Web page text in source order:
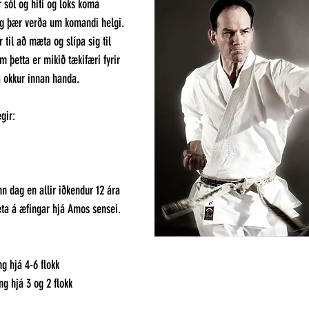
sól og hiti og loks koma
þær verða um komandi helgi.
til að mæta og slípa sig til
þetta er mikið tækifæri fyrir
innan handa.
dag en allir iðkendur 12 ára
á æfingar hjá Amos sensei.
hjá 4-6 flokk
hjá 3 og 2 flokk